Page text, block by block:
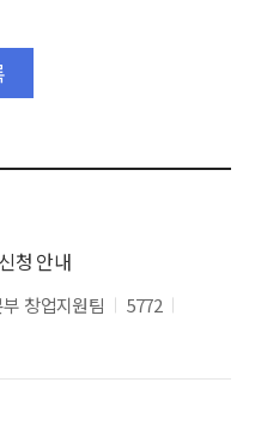
청 안내
창업지원팀 5772